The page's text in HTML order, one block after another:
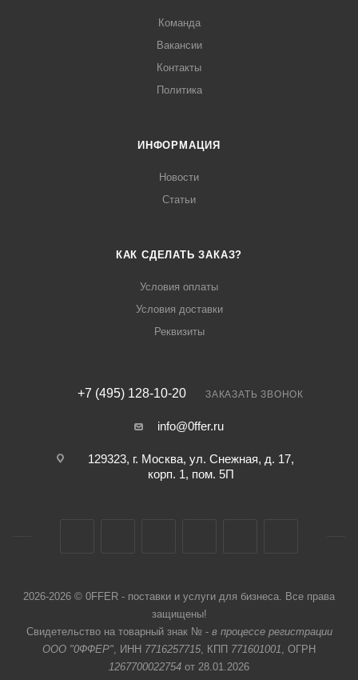
Команда
Вакансии
Контакты
Политика
ИНФОРМАЦИЯ
Новости
Статьи
КАК СДЕЛАТЬ ЗАКАЗ?
Условия оплаты
Условия доставки
Реквизиты
+7 (495) 128-10-20 ЗАКАЗАТЬ ЗВОНОК
info@0ffer.ru
129323, г. Москва, ул. Снежная, д. 17,
корп. 1, пом. 5П
2026-2026 © 0FFER - поставки и услуги для бизнеса. Все права
защищены!
Свидетельство на товарный знак № - в процессе регистрации
ООО "0ФФЕР", ИНН 7716257715, КПП 771601001, ОГРН
1267700022754 от 28.01.2026